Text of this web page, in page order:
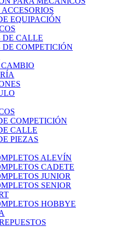
EQUIPACIÓN
DE CALLE
DE COMPETICIÓN
COMPETICIÓN
CALLE
PIEZAS
ALEVÍN
CADETE
JUNIOR
SENIOR
HOBBYE